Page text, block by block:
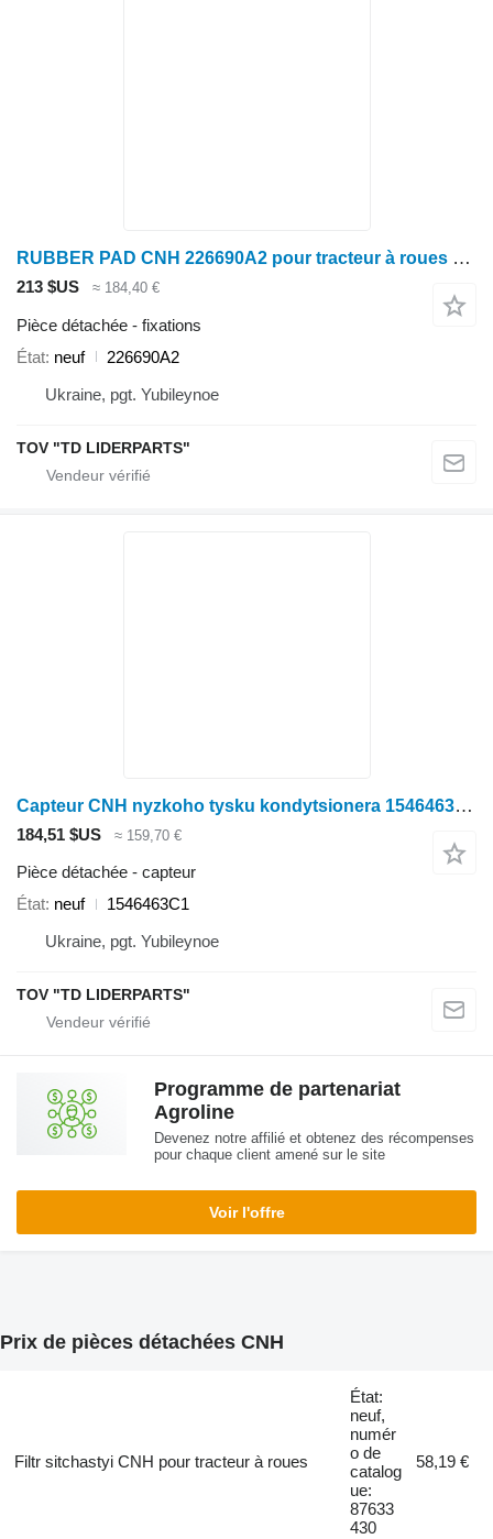
RUBBER PAD CNH 226690A2 pour tracteur à roues Case IH MH, Magnum
213 $US ≈ 184,40 €
Pièce détachée - fixations
État neuf
226690A2
Ukraine, pgt. Yubileynoe
TOV "TD LIDERPARTS"
Capteur CNH nyzkoho tysku kondytsionera 1546463C1 pour tracteur à roues Case IH 8940
184,51 $US ≈ 159,70 €
Pièce détachée - capteur
État neuf
1546463C1
Ukraine, pgt. Yubileynoe
TOV "TD LIDERPARTS"
Programme de partenariat
Agroline
Devenez notre affilié et obtenez des récompenses
pour chaque client amené sur le site
Voir l'offre
Prix de pièces détachées CNH
Filtr sitchastyi CNH pour tracteur à roues
État:
neuf,
numér
o de
catalog
ue:
87633
430
58,19 €